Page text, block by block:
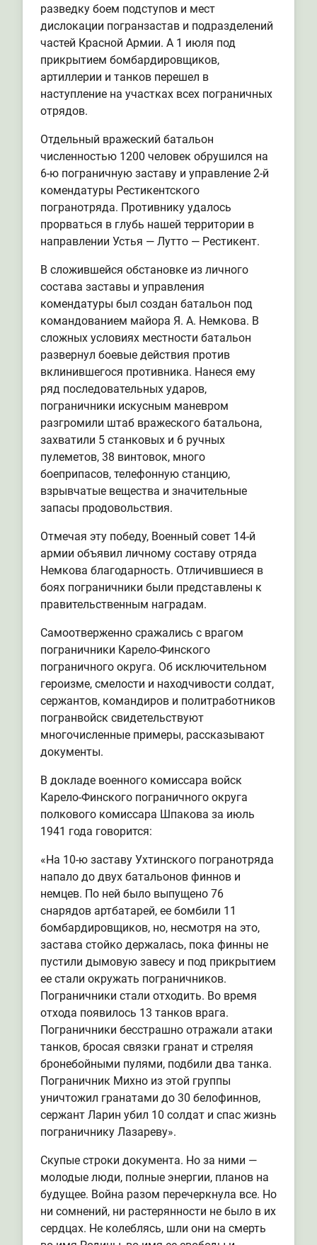
разведку боем подступов и мест
дислокации погранзастав и подразделений
частей Красной Армии. А 1 июля под
прикрытием бомбардировщиков,
артиллерии и танков перешел в
наступление на участках всех пограничных
отрядов.
Отдельный вражеский батальон
численностью 1200 человек обрушился на
6-ю пограничную заставу и управление 2-й
комендатуры Рестикентского
погранотряда. Противнику удалось
прорваться в глубь нашей территории в
направлении Устья — Лутто — Рестикент.
В сложившейся обстановке из личного
состава заставы и управления
комендатуры был создан батальон под
командованием майора Я. А. Немкова. В
сложных условиях местности батальон
развернул боевые действия против
вклинившегося противника. Нанеся ему
ряд последовательных ударов,
пограничники искусным маневром
разгромили штаб вражеского батальона,
захватили 5 станковых и 6 ручных
пулеметов, 38 винтовок, много
боеприпасов, телефонную станцию,
взрывчатые вещества и значительные
запасы продовольствия.
Отмечая эту победу, Военный совет 14-й
армии объявил личному составу отряда
Немкова благодарность. Отличившиеся в
боях пограничники были представлены к
правительственным наградам.
Самоотверженно сражались с врагом
пограничники Карело-Финского
пограничного округа. Об исключительном
героизме, смелости и находчивости солдат,
сержантов, командиров и политработников
погранвойск свидетельствуют
многочисленные примеры, рассказывают
документы.
В докладе военного комиссара войск
Карело-Финского пограничного округа
полкового комиссара Шпакова за июль
1941 года говорится:
«На 10-ю заставу Ухтинского погранотряда
напало до двух батальонов финнов и
немцев. По ней было выпущено 76
снарядов артбатарей, ее бомбили 11
бомбардировщиков, но, несмотря на это,
застава стойко держалась, пока финны не
пустили дымовую завесу и под прикрытием
ее стали окружать пограничников.
Пограничники стали отходить. Во время
отхода появилось 13 танков врага.
Пограничники бесстрашно отражали атаки
танков, бросая связки гранат и стреляя
бронебойными пулями, подбили два танка.
Пограничник Михно из этой группы
уничтожил гранатами до 30 белофиннов,
сержант Ларин убил 10 солдат и спас жизнь
пограничнику Лазареву».
Скупые строки документа. Но за ними —
молодые люди, полные энергии, планов на
будущее. Война разом перечеркнула все. Но
ни сомнений, ни растерянности не было в их
сердцах. Не колеблясь, шли они на смерть